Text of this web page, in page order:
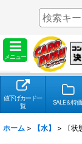
メニュー
値下げカード一
覧
SALE＆特価
ホーム > 【水】 > 〔